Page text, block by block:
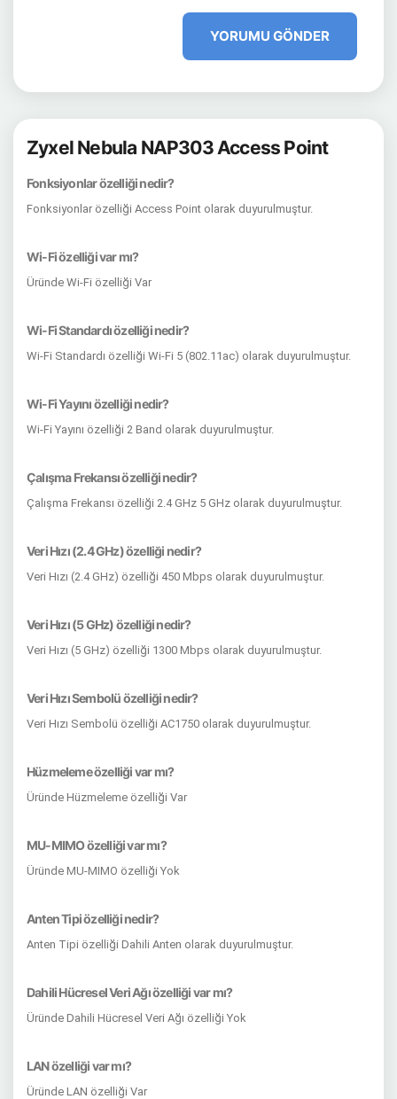
YORUMU GÖNDER
Zyxel Nebula NAP303 Access Point
Fonksiyonlar özelliği nedir?
Fonksiyonlar özelliği Access Point olarak duyurulmuştur.
Wi-Fi özelliği var mı?
Üründe Wi-Fi özelliği Var
Wi-Fi Standardı özelliği nedir?
Wi-Fi Standardı özelliği Wi-Fi 5 (802.11ac) olarak duyurulmuştur.
Wi-Fi Yayını özelliği nedir?
Wi-Fi Yayını özelliği 2 Band olarak duyurulmuştur.
Çalışma Frekansı özelliği nedir?
Çalışma Frekansı özelliği 2.4 GHz 5 GHz olarak duyurulmuştur.
Veri Hızı (2.4 GHz) özelliği nedir?
Veri Hızı (2.4 GHz) özelliği 450 Mbps olarak duyurulmuştur.
Veri Hızı (5 GHz) özelliği nedir?
Veri Hızı (5 GHz) özelliği 1300 Mbps olarak duyurulmuştur.
Veri Hızı Sembolü özelliği nedir?
Veri Hızı Sembolü özelliği AC1750 olarak duyurulmuştur.
Hüzmeleme özelliği var mı?
Üründe Hüzmeleme özelliği Var
MU-MIMO özelliği var mı?
Üründe MU-MIMO özelliği Yok
Anten Tipi özelliği nedir?
Anten Tipi özelliği Dahili Anten olarak duyurulmuştur.
Dahili Hücresel Veri Ağı özelliği var mı?
Üründe Dahili Hücresel Veri Ağı özelliği Yok
LAN özelliği var mı?
Üründe LAN özelliği Var